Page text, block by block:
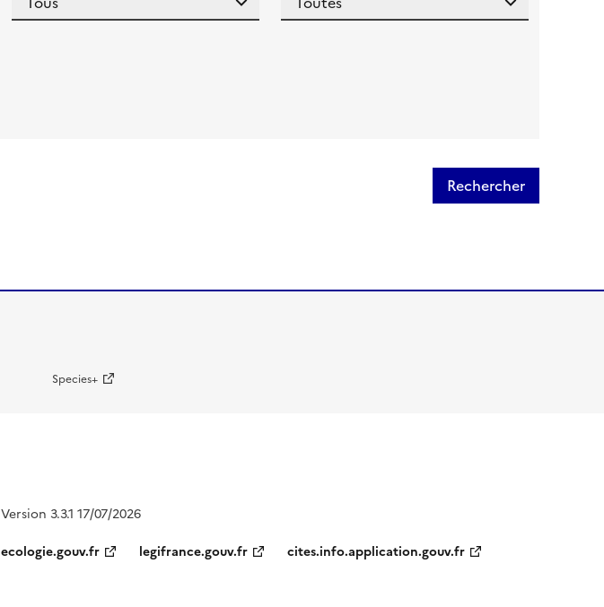
Rechercher
Species+
Version 3.3.1 17/07/2026
ecologie.gouv.fr
legifrance.gouv.fr cites.info.application.gouv.fr